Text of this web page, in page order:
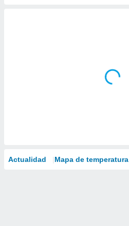
Actualidad Mapa de temperatura